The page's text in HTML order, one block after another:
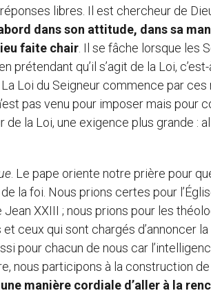
libres. Il est chercheur de
dans son attitude, dans sa
faite chair . Il se fâche lorsque les
qu’il s’agit de la Loi,
Loi du Seigneur commence par ces
pas venu pour imposer mais pour
la Loi, une exigence plus grande :
. Le pape oriente notre prière pour
la foi. Nous prions certes pour
XXIII ; nous prions pour les
ceux qui sont chargés d’annoncer
pour chacun de nous car
nous participons à la construction de
manière cordiale d’aller à la